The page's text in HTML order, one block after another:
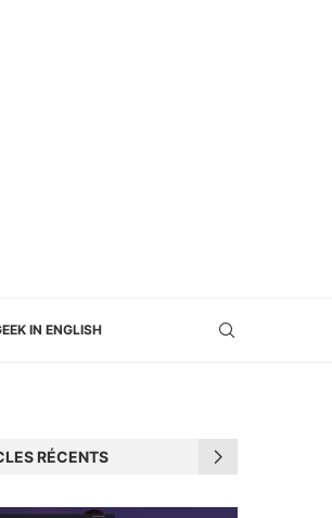
IN ENGLISH
RÉCENTS